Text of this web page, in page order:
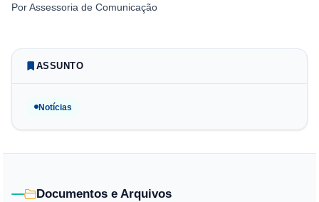
PorAssessoria de Comunicação
ASSUNTO
Notícias
Documentos e Arquivos